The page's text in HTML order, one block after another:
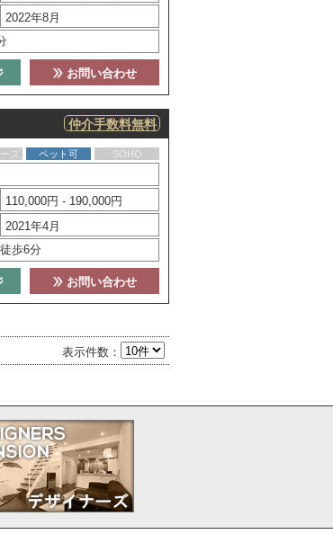
2022年8月
お問い合わせ
仲介手数料無料
ズ ペット可 SOHO
110,000円 - 190,000円
2021年4月
歩6分
お問い合わせ
表示件数：